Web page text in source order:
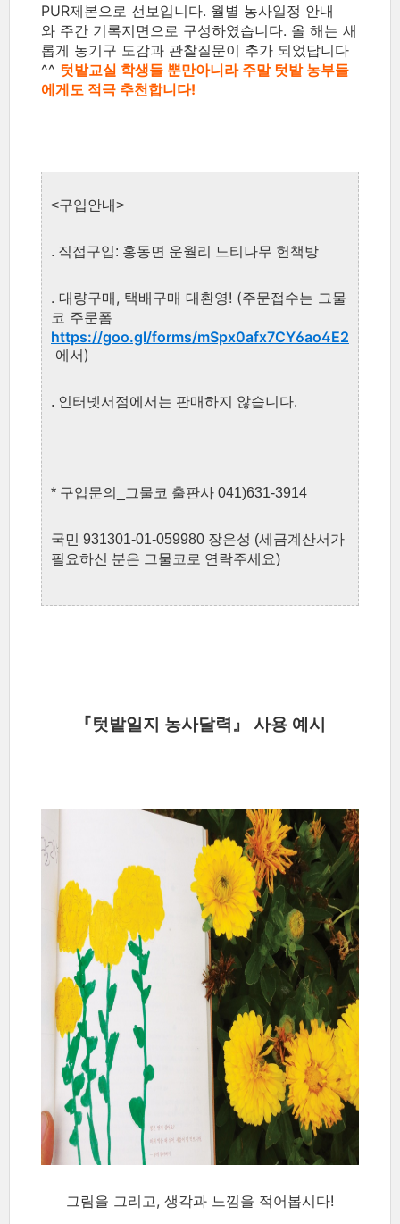
PUR제본으로 선보입니다. 월별 농사일정 안내
와 주간 기록지면으로 구성하였습니다. 올 해는 새
롭게 농기구 도감과 관찰질문이 추가 되었답니다
^^ 텃밭교실 학생들 뿐만아니라 주말 텃밭 농부들
에게도 적극 추천합니다!
<구입안내>
. 직접구입: 홍동면 운월리 느티나무 헌책방
. 대량구매, 택배구매 대환영! (주문접수는 그물
코 주문폼
https://goo.gl/forms/mSpx0afx7CY6ao4E2
에서)
. 인터넷서점에서는 판매하지 않습니다.
* 구입문의_그물코 출판사 041)631-3914
국민 931301-01-059980 장은성 (세금계산서가
필요하신 분은 그물코로 연락주세요)
『텃밭일지 농사달력』 사용 예시
그림을 그리고, 생각과 느낌을 적어봅시다!